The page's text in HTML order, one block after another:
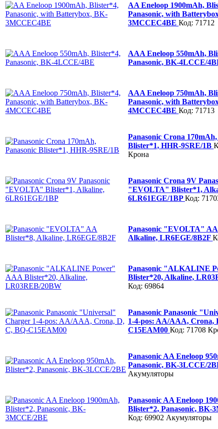
AA Eneloop 1900mAh,
Panasonic, with
3MCCEC4BE Код: 71712
AAA Eneloop 550mAh,
Panasonic, BK-4LCCE/
AAA Eneloop 750mAh,
Panasonic, with
4MCCEC4BE Код: 71713
Panasonic Crona
Blister*1, HHR-9SRE/1B
Крона
Panasonic Crona 9V
"EVOLTA" Blister*1,
6LR61EGE/1BPКод:
Panasonic "EVOLTA"
Alkaline, LR6EGE/8B2F
Panasonic "ALKALINE
Blister*20, Alkaline,
Код: 69864
Panasonic Panasonic
1-4-pos: AA/AAA, Crona,
C15EAM00 Код: 71708
Panasonic AA Eneloop
Panasonic, BK-3LCCE/
Акумуляторы
Panasonic AA Eneloop
Blister*2, Panasonic, BK-
Код: 69902 Акумуляторы